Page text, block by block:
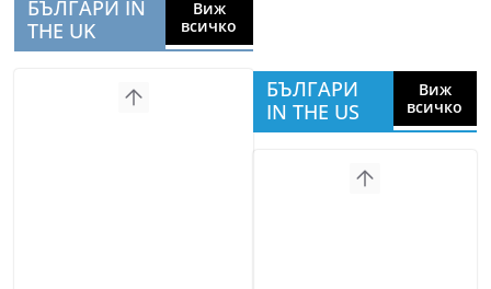
БЪЛГАРИ IN
THE UK
Виж
всичко
БЪЛГАРИ
IN THE US
Виж
всичко